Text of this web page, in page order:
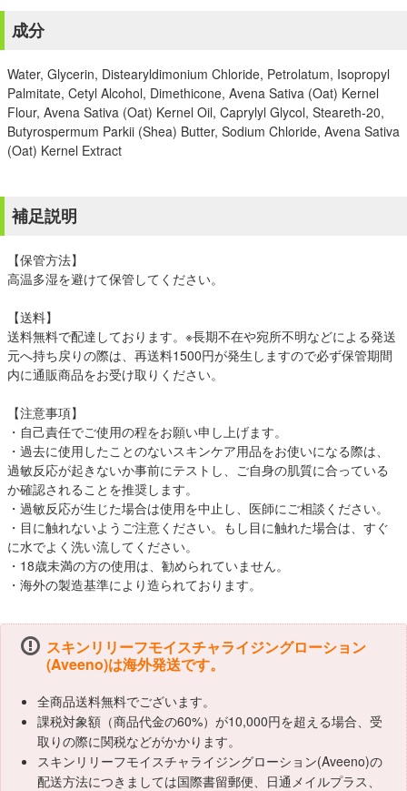
成分
Water, Glycerin, Distearyldimonium Chloride, Petrolatum, Isopropyl
Palmitate, Cetyl Alcohol, Dimethicone, Avena Sativa (Oat) Kernel
Flour, Avena Sativa (Oat) Kernel Oil, Caprylyl Glycol, Steareth-20,
Butyrospermum Parkii (Shea) Butter, Sodium Chloride, Avena Sativa
(Oat) Kernel Extract
補足説明
【保管方法】
高温多湿を避けて保管してください。
【送料】
送料無料で配達しております。※長期不在や宛所不明などによる発送
元へ持ち戻りの際は、再送料1500円が発生しますので必ず保管期間
内に通販商品をお受け取りください。
【注意事項】
・自己責任でご使用の程をお願い申し上げます。
・過去に使用したことのないスキンケア用品をお使いになる際は、
過敏反応が起きないか事前にテストし、ご自身の肌質に合っている
か確認されることを推奨します。
・過敏反応が生じた場合は使用を中止し、医師にご相談ください。
・目に触れないようご注意ください。もし目に触れた場合は、すぐ
に水でよく洗い流してください。
・18歳未満の方の使用は、勧められていません。
・海外の製造基準により造られております。
スキンリリーフモイスチャライジングローション
(Aveeno)は海外発送です。
全商品送料無料でございます。
課税対象額（商品代金の60%）が10,000円を超える場合、受
取りの際に関税などがかかります。
スキンリリーフモイスチャライジングローション(Aveeno)の
配送方法につきましては国際書留郵便、日通メイルプラス、